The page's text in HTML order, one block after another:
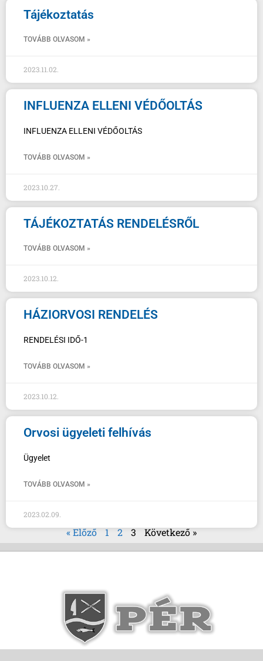
Tájékoztatás
TOVÁBB OLVASOM »
2023.11.02.
INFLUENZA ELLENI VÉDŐOLTÁS
INFLUENZA ELLENI VÉDŐOLTÁS
TOVÁBB OLVASOM »
2023.10.27.
TÁJÉKOZTATÁS RENDELÉSRŐL
TOVÁBB OLVASOM »
2023.10.12.
HÁZIORVOSI RENDELÉS
RENDELÉSI IDŐ-1
TOVÁBB OLVASOM »
2023.10.12.
Orvosi ügyeleti felhívás
Ügyelet
TOVÁBB OLVASOM »
2023.02.09.
« Előző 1 2 3 Következő »